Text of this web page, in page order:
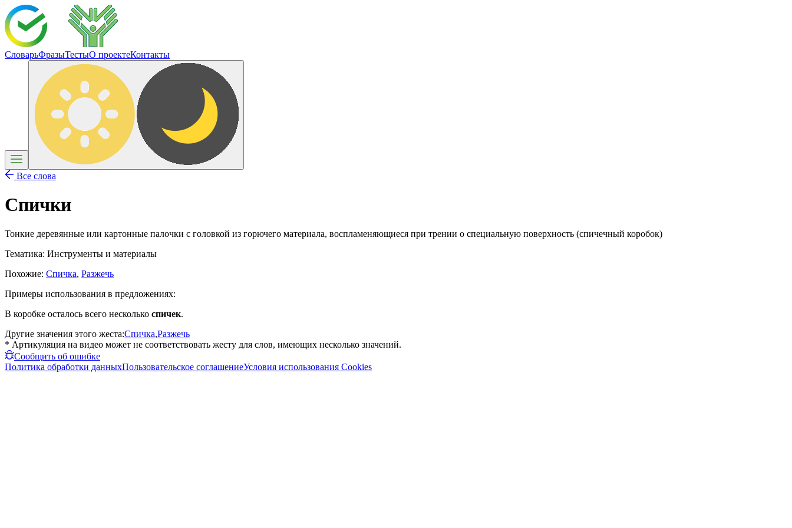
СловарьФразыТестыО проектеКонтакты
Все слова
Спички
Тонкие деревянные или картонные палочки с головкой из горючего материала, воспламеняющиеся при трении о специальную поверхность (спичечный коробок)
Тематика: Инструменты и материалы
Похожие: Спичка, Разжечь
Примеры использования в предложениях:
В коробке осталось всего несколько спичек.
Другие значения этого жеста:Спичка,Разжечь
* Артикуляция на видео может не соответствовать жесту для слов, имеющих несколько значений.
Сообщить об ошибке
Политика обработки данныхПользовательское соглашениеУсловия использования Cookies